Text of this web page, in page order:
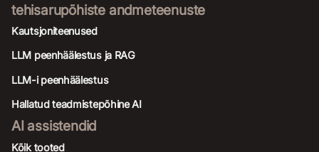
tehisarupõhiste andmeteenuste
Kautsjoniteenused
LLM peenhäälestus ja RAG
LLM-i peenhäälestus
Hallatud teadmistepõhine AI
AI assistendid
Kõik tooted